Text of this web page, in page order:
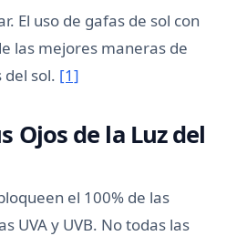
El uso de gafas de sol con
las mejores maneras de
sol. [1]
Ojos de la Luz del
el 100% de las
UVA y UVB. No todas las